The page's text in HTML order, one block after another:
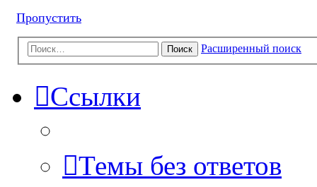
Пропустить
Поиск Расширенный поиск
Ссылки
Темы без ответов